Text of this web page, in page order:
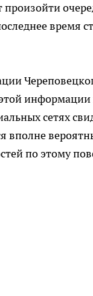
произойти
время
информации
сетях
вполне
по этому